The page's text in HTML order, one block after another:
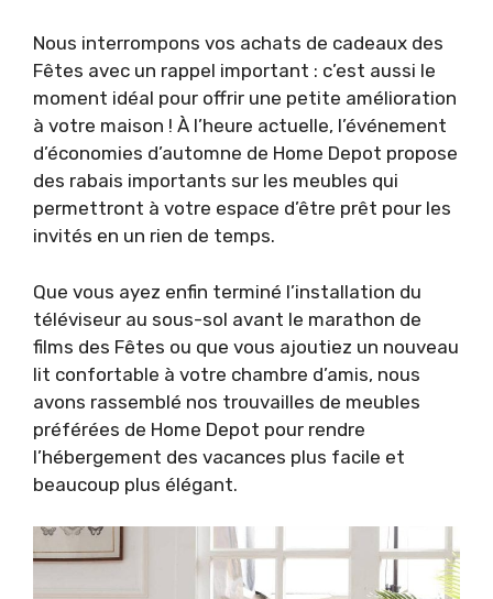
Nous interrompons vos achats de cadeaux des
Fêtes avec un rappel important : c’est aussi le
moment idéal pour offrir une petite amélioration
à votre maison ! À l’heure actuelle, l’événement
d’économies d’automne de Home Depot propose
des rabais importants sur les meubles qui
permettront à votre espace d’être prêt pour les
invités en un rien de temps.
Que vous ayez enfin terminé l’installation du
téléviseur au sous-sol avant le marathon de
films des Fêtes ou que vous ajoutiez un nouveau
lit confortable à votre chambre d’amis, nous
avons rassemblé nos trouvailles de meubles
préférées de Home Depot pour rendre
l’hébergement des vacances plus facile et
beaucoup plus élégant.